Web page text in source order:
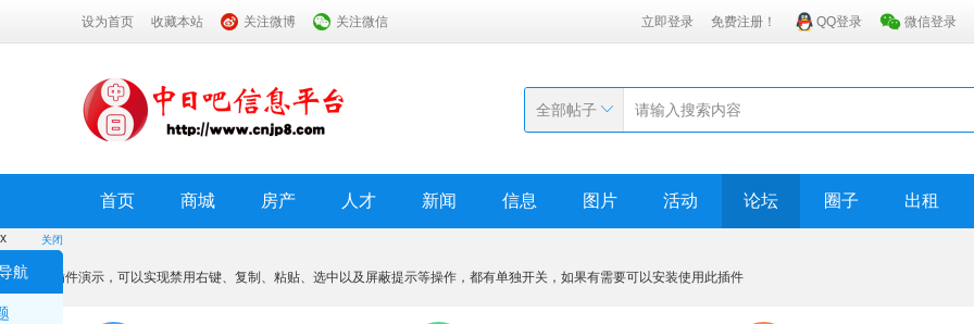
设为首页 收藏本站 关注微博 关注微信 立即登录 免费注册！ QQ登录 微信登录
全部帖子
首页 商城 房产 人才 新闻 信息 图片 活动 论坛 圈子 出租
关闭
航
x
本功能为插件演示，可以实现禁用右键、复制、粘贴、选中以及屏蔽提示等操作，都有单独开关，如果有需要可以安装使用此插件
我知道了